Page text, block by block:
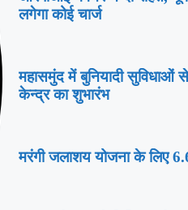
लगेगा कोई चार्ज
महासमुंद में बुनियादी
केन्द्र का शुभारंभ
मरंगी जलाशय योजना के लिए